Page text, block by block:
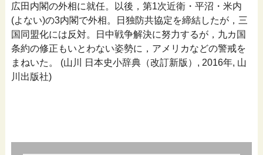
広田内閣の外相に就任。以後，第1次近衛・平沼・米内
(よない)の3内閣で外相。日独防共協定を締結したが，三
国同盟化には反対。日中戦争解決に努力するが，九カ国
条約の修正もいとわない姿勢に，アメリカなどの警戒を
まねいた。 (山川 日本史小辞典（改訂新版）, 2016年, 山
川出版社)